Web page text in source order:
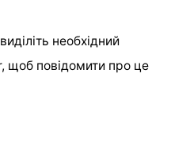
необхідний
щоб повідомити про це